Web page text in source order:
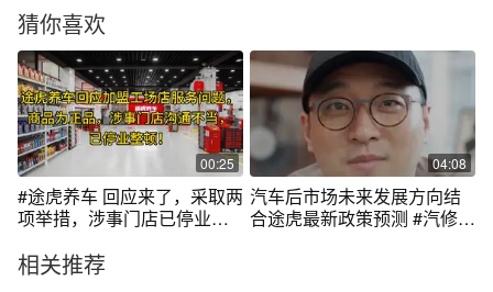
猜你喜欢
00:25
#途虎养车 回应来了，采取两
项举措，涉事门店已停业整
04:08
汽车后市场未来发展方向结
合途虎最新政策预测 #汽修厂
相关推荐